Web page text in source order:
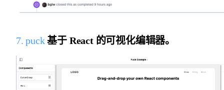
7. puck基于 React 的可视化编辑器。